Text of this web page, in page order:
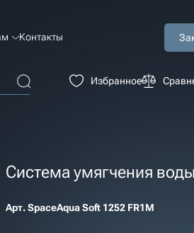
Контакты
Избранное
Система умягчения
Арт.SpaceAqua Soft 1252 FR1M